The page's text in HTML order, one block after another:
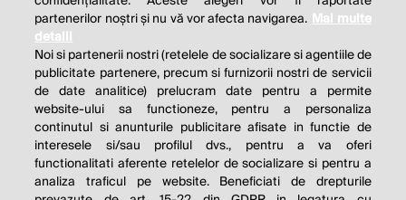
partenerilor noștri și nu vă vor afecta navigarea. Mai multe
detalii
Noi si partenerii nostri (retelele de socializare si agentiile de
publicitate partenere, precum si furnizorii nostri de servicii
de date analitice) prelucram date pentru a permite
website-ului sa functioneze, pentru a personaliza
continutul si anunturile publicitare afisate in functie de
interesele si/sau profilul dvs., pentru a va oferi
functionalitati aferente retelelor de socializare si pentru a
analiza traficul pe website. Beneficiati de drepturile